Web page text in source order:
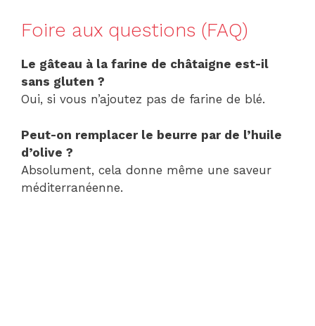
Foire aux questions (FAQ)
Le gâteau à la farine de châtaigne est-il
sans gluten ?
Oui, si vous n’ajoutez pas de farine de blé.
Peut-on remplacer le beurre par de l’huile
d’olive ?
Absolument, cela donne même une saveur
méditerranéenne.